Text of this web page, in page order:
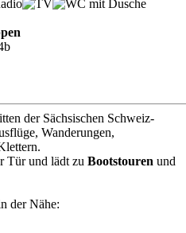
der Sächsischen Schweiz-
Wanderungen,
Tür und lädt zu Bootstouren und
der Nähe: